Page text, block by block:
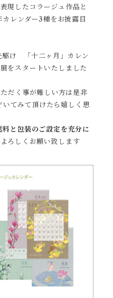
現したコラージュ作品と
レンダー3種をお披露目
け 「十二ヶ月」カレン
をスタートいたしました
だく事が難しい方は是非
てみて頂けたら嬉しく思
料と包装のご設定を充分に
ろしくお願い致します